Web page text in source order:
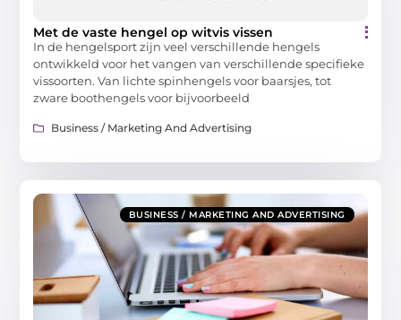
Met de vaste hengel op witvis vissen
In de hengelsport zijn veel verschillende hengels
ontwikkeld voor het vangen van verschillende specifieke
vissoorten. Van lichte spinhengels voor baarsjes, tot
zware boothengels voor bijvoorbeeld
Business / Marketing And Advertising
BUSINESS / MARKETING AND ADVERTISING